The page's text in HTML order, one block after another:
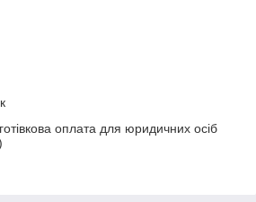
оплата для юридичних осіб